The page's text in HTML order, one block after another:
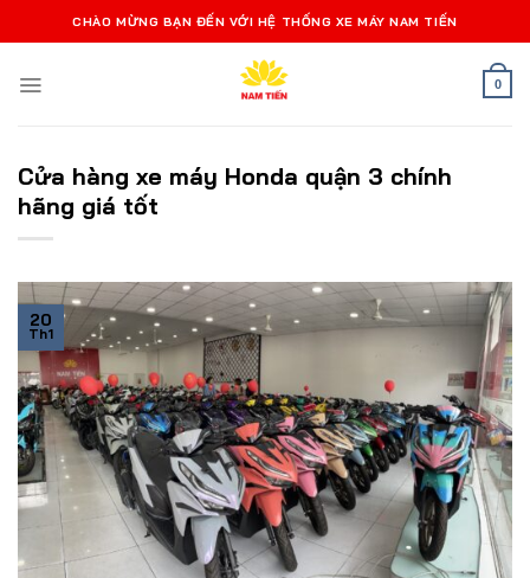
qua
dung
CHÀO MỪNG BẠN ĐẾN VỚI HỆ THỐNG XE MÁY NAM TIẾN
0
Cửa hàng xe máy Honda quận 3 chính
hãng giá tốt
20
Th1